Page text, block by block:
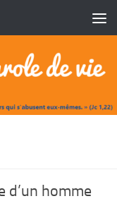
d’un homme